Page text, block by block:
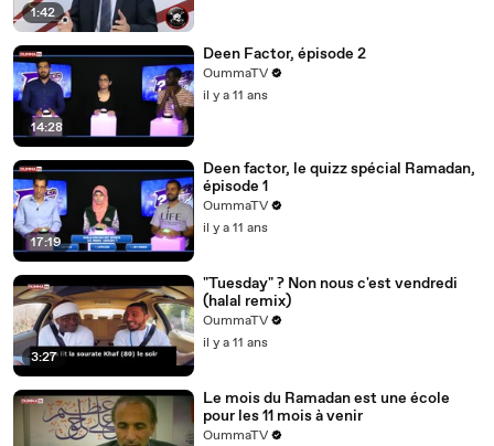
1:42
14:28
Deen Factor, épisode 2
OummaTV
il y a 11 ans
17:19
Deen factor, le quizz spécial Ramadan,
épisode 1
OummaTV
il y a 11 ans
3:27
"Tuesday" ? Non nous c'est vendredi
(halal remix)
OummaTV
il y a 11 ans
Le mois du Ramadan est une école
pour les 11 mois à venir
OummaTV